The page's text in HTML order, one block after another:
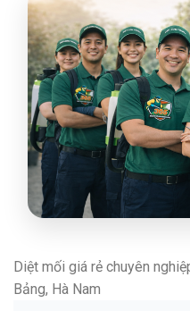
Diệt mối giá rẻ chuyên
Bảng, Hà Nam